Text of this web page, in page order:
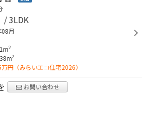
/ 3LDK
月
2
2
円（みらいエコ住宅2026）
お問い合わせ